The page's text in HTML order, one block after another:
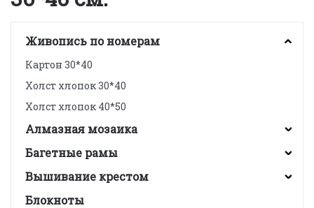
Живопись по номерам
Картон 30*40
Холст хлопок 30*40
Холст хлопок 40*50
Алмазная мозаика
Багетные рамы
Вышивание крестом
Блокноты